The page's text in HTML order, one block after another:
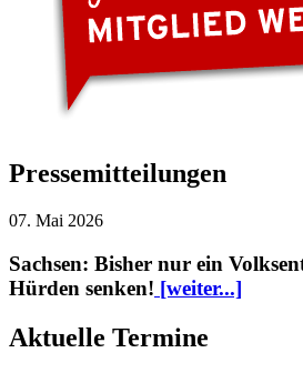
Pressemitteilungen
07. Mai 2026
Sachsen: Bisher nur ein
Hürden senken! [weiter...]
Aktuelle Termine